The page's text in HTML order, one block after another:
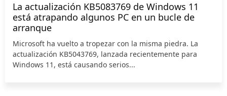
La actualización KB5083769 de Windows 11
está atrapando algunos PC en un bucle de
arranque
Microsoft ha vuelto a tropezar con la misma piedra. La
actualización KB5043769, lanzada recientemente para
Windows 11, está causando serios...